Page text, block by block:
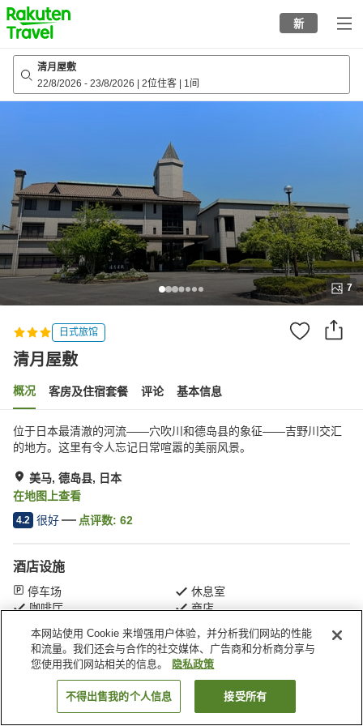
to
top
page
新
清月屋敷
22/8/2026 - 23/8/2026 2位住客 1间
7
日式旅馆
清月屋敷
概况 客房及住宿套餐 评论 基本信息
位于日本最清澈的河流——穴吹川和德岛县的象征——吉野川交汇
的地方。这里有令人忘记日常喧嚣的美丽风景。
美马, 德岛县, 日本
在地图上查看
4.2 很好 点评数: 62
酒店设施
停车场
休息室
咖啡厅
商店
首页 日本 德岛县 美马 清月屋敷
搜索客房
本网站使用 Cookie 来增强用户体验，并分析我们网站的性能
和流量。我们还会与合作的社交媒体、广告商和分析商分享与
您使用我们网站相关的信息。
隐私政策
不得出售我的个人信息 接受所有